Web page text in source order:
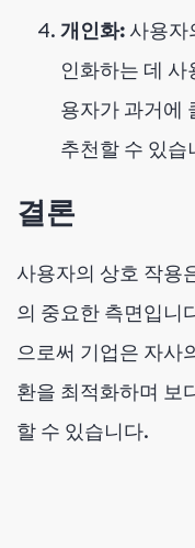
개인화: 사용자
인화하는 데
용자가 과거에
추천할 수 있습
결론
사용자의 상호 작용
의 중요한 측면입니
으로써 기업은 자사
환을 최적화하며 보
할 수 있습니다.